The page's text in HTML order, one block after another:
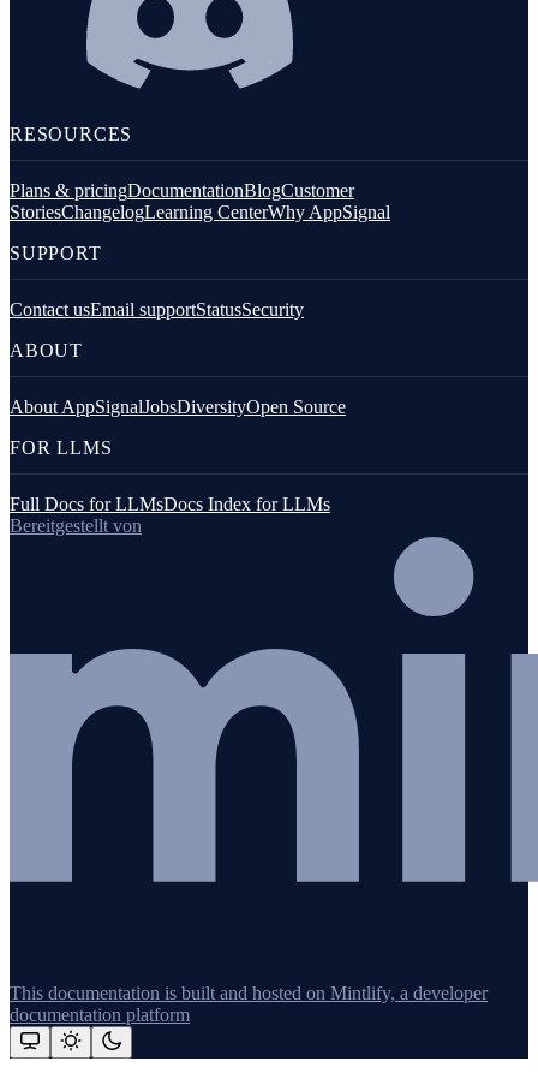
RESOURCES
Plans & pricingDocumentationBlogCustomer
StoriesChangelogLearning CenterWhy AppSignal
SUPPORT
Contact usEmail supportStatusSecurity
ABOUT
About AppSignalJobsDiversityOpen Source
FOR LLMS
Full Docs for LLMsDocs Index for LLMs
Bereitgestellt von
This documentation is built and hosted on Mintlify, a developer
documentation platform